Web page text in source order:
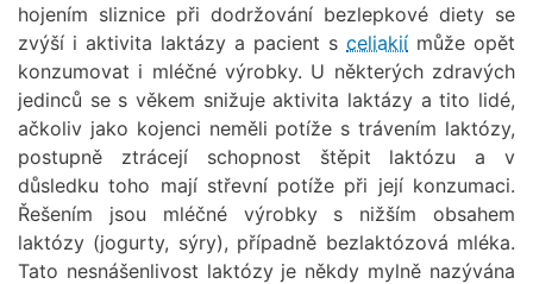
hojením sliznice při dodržování bezlepkové diety se
zvýší i aktivita laktázy a pacient s celiakií může opět
konzumovat i mléčné výrobky. U některých zdravých
jedinců se s věkem snižuje aktivita laktázy a tito lidé,
ačkoliv jako kojenci neměli potíže s trávením laktózy,
postupně ztrácejí schopnost štěpit laktózu a v
důsledku toho mají střevní potíže při její konzumaci.
Řešením jsou mléčné výrobky s nižším obsahem
laktózy (jogurty, sýry), případně bezlaktózová mléka.
Tato nesnášenlivost laktózy je někdy mylně nazývána